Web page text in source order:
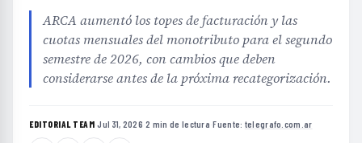
ARCA aumentó los topes de facturación y las
cuotas mensuales del monotributo para el segundo
semestre de 2026, con cambios que deben
considerarse antes de la próxima recategorización.
EDITORIAL TEAM·Jul 31, 2026·2 min de lectura·Fuente: telegrafo.com.ar